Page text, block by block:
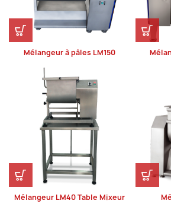
Mélangeur à pâles LM150
Mélangeur LM40 Table Mixeur